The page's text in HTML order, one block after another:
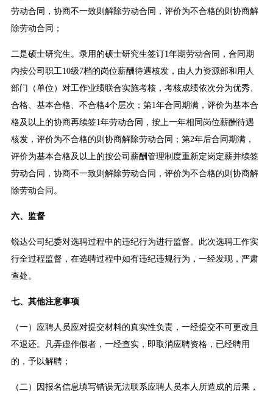
劳动合同，协商不一致则解除劳动合同，评价为不合格的则协商解
除劳动合同；
二是硕士研究生。录用的硕士研究生签订1年期劳动合同，合同期
内按公司职工10级7档的岗位薪酬待遇核发，由人力资源部和用人
部门（单位）对工作业绩联合实施考核，考核成绩依次分为优秀、
合格、基本合格、不合格4个层次；第1年合同期满，评价为基本合
格及以上的协商再续签1年劳动合同，按上一年相同岗位薪酬待遇
核发，评价为不合格的则协商解除劳动合同；第2年后合同期满，
评价为基本合格及以上的按公司薪酬管理制度重新定岗定薪并续签
劳动合同，协商不一致则解除劳动合同，评价为不合格的则协商解
除劳动合同。
六、监督
锐达公司纪委对选聘过程中的违纪行为进行监督。此次选聘工作实
行全过程监督，在选聘过程中如有违纪违规行为，一经发现，严肃
查处。
七、其他注意事项
（一）应聘人员应对提交材料的真实性负责，一经提交不可更改且
不退还。凡弄虚作假者，一经查实，即取消应聘资格，已经聘用
的，予以解聘；
（二）因报名信息填写错误无法联系应聘人员本人所造成的后果，